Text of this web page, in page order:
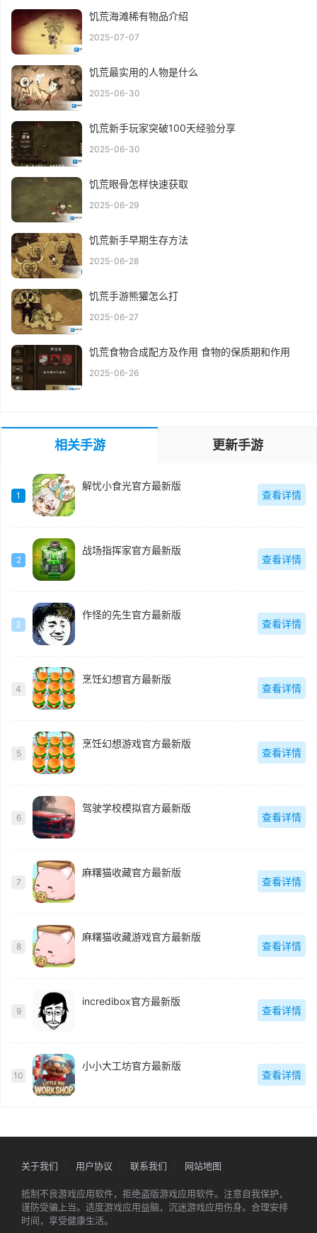
饥荒海滩稀有物品介绍
2025-07-07
饥荒最实用的人物是什么
2025-06-30
饥荒新手玩家突破100天经验分享
2025-06-30
饥荒眼骨怎样快速获取
2025-06-29
饥荒新手早期生存方法
2025-06-28
饥荒手游熊獾怎么打
2025-06-27
饥荒食物合成配方及作用 食物的保质期和作用
2025-06-26
相关手游 更新手游
1
解忧小食光官方最新版
查看详情
2
战场指挥家官方最新版
查看详情
3
作怪的先生官方最新版
查看详情
4
烹饪幻想官方最新版
查看详情
5
烹饪幻想游戏官方最新版
查看详情
6
驾驶学校模拟官方最新版
查看详情
7
麻糬猫收藏官方最新版
查看详情
8
麻糬猫收藏游戏官方最新版
查看详情
9
incredibox官方最新版
查看详情
10
小小大工坊官方最新版
查看详情
关于我们 用户协议 联系我们 网站地图
抵制不良游戏应用软件，拒绝盗版游戏应用软件。注意自我保护，
谨防受骗上当。适度游戏应用益脑，沉迷游戏应用伤身。合理安排
时间，享受健康生活。